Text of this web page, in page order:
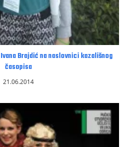
Brajdić na naslovnici kazališnog
časopisa
21.06.2014